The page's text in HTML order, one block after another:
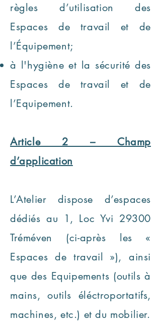
règles d’utilisation des
Espaces de travail et de
l’Équipement;
à l'hygiène et la sécurité des
Espaces de travail et de
l’Equipement.
Article 2 – Champ
d’application
L’Atelier dispose d’espaces
dédiés au 1, Loc Yvi 29300
Tréméven (ci-après les «
Espaces de travail »), ainsi
que des Equipements (outils à
mains, outils éléctroportatifs,
machines, etc.) et du mobilier.